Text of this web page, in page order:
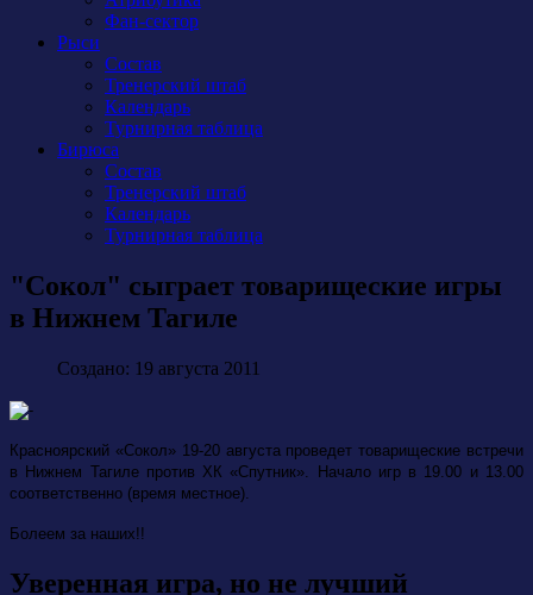
Фан-сектор
Рыси
Состав
Тренерский штаб
Календарь
Турнирная таблица
Бирюса
Состав
Тренерский штаб
Календарь
Турнирная таблица
"Сокол" сыграет товарищеские игры
в Нижнем Тагиле
Создано: 19 августа 2011
Красноярский «Сокол» 19-20 августа проведет товарищеские встречи
в Нижнем Тагиле против ХК «Спутник». Начало игр в 19.00 и 13.00
соответственно (время местное).
Болеем за наших!!
Уверенная игра, но не лучший